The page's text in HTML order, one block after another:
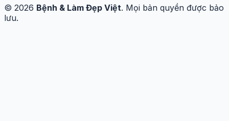
© 2026 Bệnh & Làm Đẹp Việt. Mọi bản quyền được bảo
lưu.